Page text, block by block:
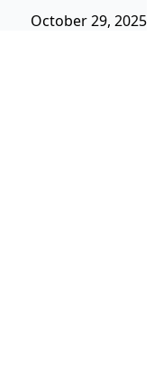
October 29, 2025